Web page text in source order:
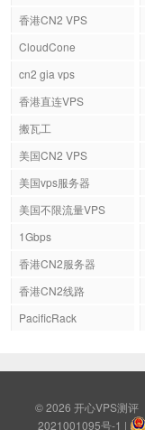
香港CN2 VPS
CloudCone
cn2 gia vps
香港直连VPS
搬瓦工
美国CN2 VPS
美国vps服务器
美国不限流量VPS
1Gbps
香港CN2服务器
香港CN2线路
PacificRack
© 2026 开心VPS测评
2021001095号-1 |